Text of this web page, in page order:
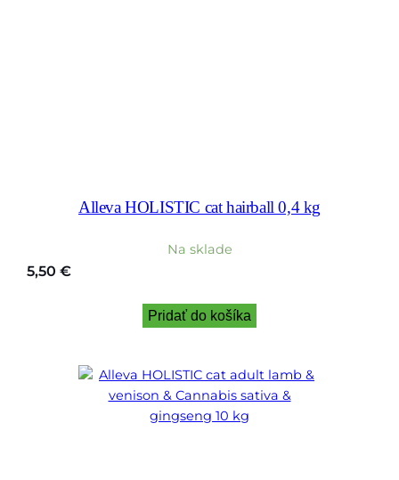
Alleva HOLISTIC cat hairball 0,4 kg
Na sklade
5,50 €
Pridať do košíka